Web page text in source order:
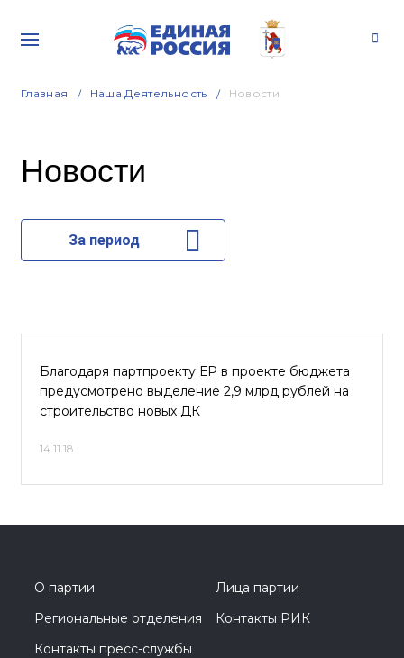
Главная Наша Деятельность Новости
Новости
За период
Благодаря партпроекту ЕР в проекте бюджета
предусмотрено выделение 2,9 млрд рублей на
строительство новых ДК
14.11.18
О партии
Лица партии
Региональные отделения
Контакты РИК
Контакты пресс-службы